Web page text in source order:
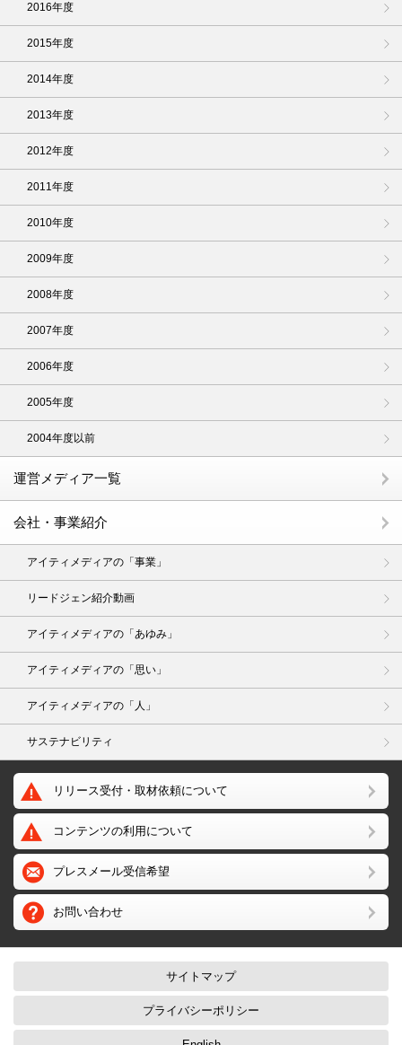
2016年度
2015年度
2014年度
2013年度
2012年度
2011年度
2010年度
2009年度
2008年度
2007年度
2006年度
2005年度
2004年度以前
運営メディア一覧
会社・事業紹介
アイティメディアの「事業」
リードジェン紹介動画
アイティメディアの「あゆみ」
アイティメディアの「思い」
アイティメディアの「人」
サステナビリティ
リリース受付・取材依頼について
コンテンツの利用について
プレスメール受信希望
お問い合わせ
サイトマップ
プライバシーポリシー